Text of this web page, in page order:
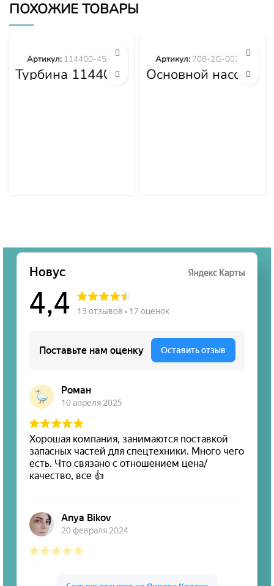
ПОХОЖИЕ ТОВАРЫ
Турбина 114400-
4577
Артикул: 114400-4577
Основной насос
гидравлики
Артикул: 708-2G-00700